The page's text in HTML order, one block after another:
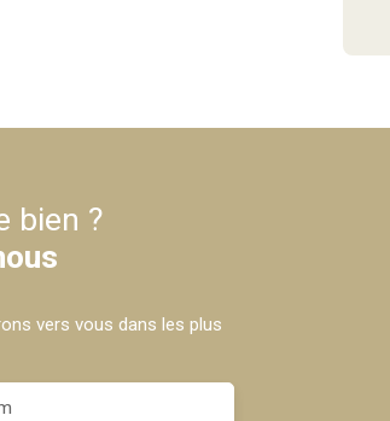
bien ?
vers vous dans les plus